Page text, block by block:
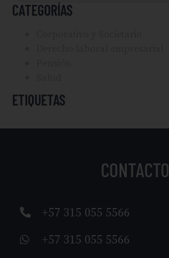
CATEGORÍAS
ETIQUETAS
CONTACTO
+57 315 055 5566
+57 315 055 5566